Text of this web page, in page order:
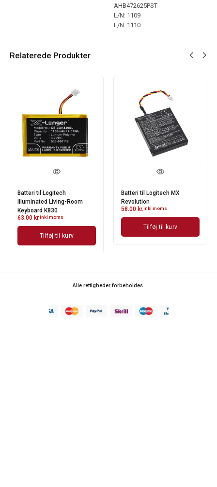
AHB472625PST
L/N: 1109
L/N: 1110
Relaterede Produkter
Batteri til Logitech
IIIuminated Living-Room
Keyboard K830
63.00 kr.inkl moms
Tilføj til kurv
Batteri til Logitech MX
Revolution
58.00 kr.inkl moms
Tilføj til kurv
Alle rettigheder forbeholdes.